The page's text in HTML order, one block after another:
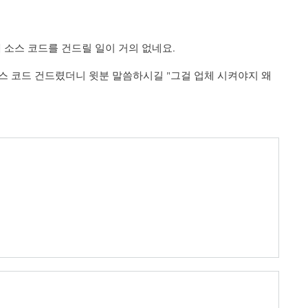
스 코드를 건드릴 일이 거의 없네요.
코드 건드렸더니 윗분 말씀하시길 "그걸 업체 시켜야지 왜